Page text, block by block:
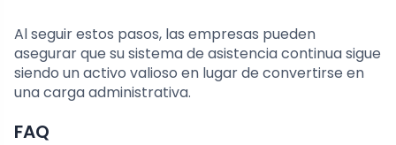
Al seguir estos pasos, las empresas pueden
asegurar que su sistema de asistencia continua sigue
siendo un activo valioso en lugar de convertirse en
una carga administrativa.
FAQ